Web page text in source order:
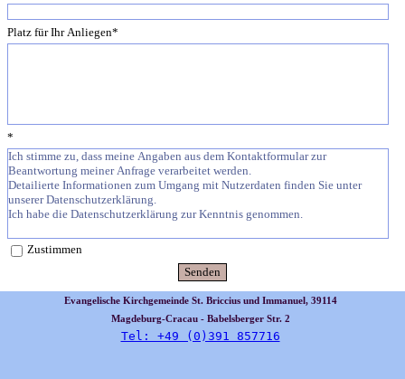
Platz für Ihr Anliegen*
*
Ich stimme zu, dass meine Angaben aus dem Kontaktformular zur
Beantwortung meiner Anfrage verarbeitet werden.
Detailierte Informationen zum Umgang mit Nutzerdaten finden Sie unter
unserer Datenschutzerklärung.
Ich habe die Datenschutzerklärung zur Kenntnis genommen.
Zustimmen
Evangelische Kirchgemeinde St. Briccius und Immanuel, 39114
Magdeburg-Cracau - Babelsberger Str. 2
Tel: +49 (0)391 857716